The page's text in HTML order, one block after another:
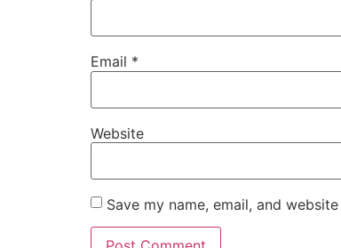
Email *
Website
Save my name, email, and